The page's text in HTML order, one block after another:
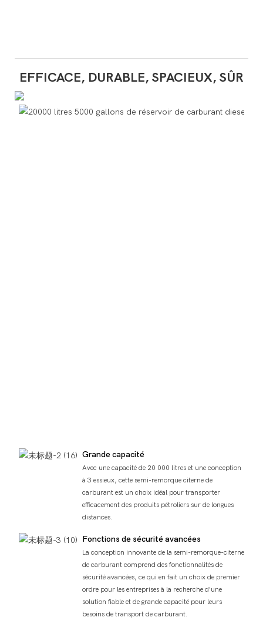
EFFICACE, DURABLE, SPACIEUX, SÛR
Grande capacité
Avec une capacité de 20 000 litres et une conception
à 3 essieux, cette semi-remorque citerne de
carburant est un choix idéal pour transporter
efficacement des produits pétroliers sur de longues
distances.
Fonctions de sécurité avancées
La conception innovante de la semi-remorque-citerne
de carburant comprend des fonctionnalités de
sécurité avancées, ce qui en fait un choix de premier
ordre pour les entreprises à la recherche d'une
solution fiable et de grande capacité pour leurs
besoins de transport de carburant.